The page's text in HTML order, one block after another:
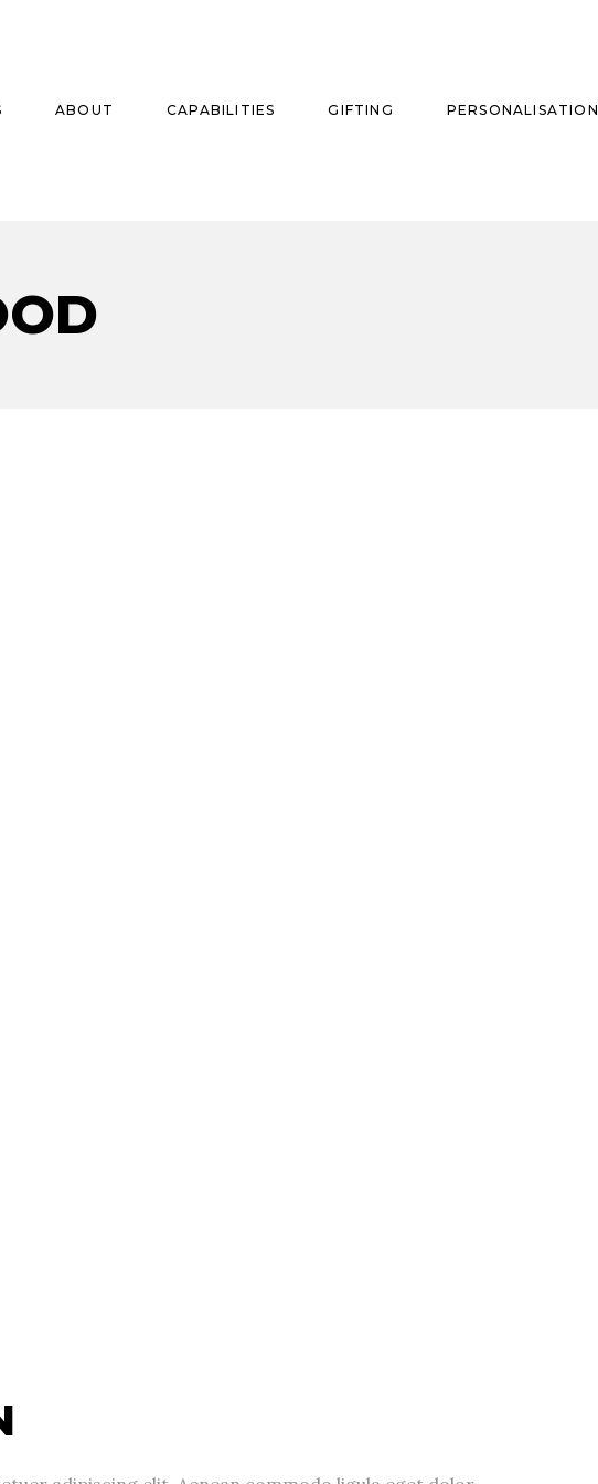
ABOUT CAPABILITIES GIFTING PERSONALISATION